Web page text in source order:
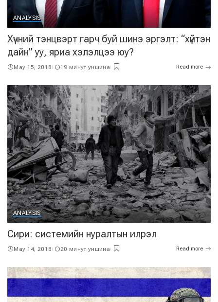
ANALYSIS
Хүчний тэнцвэрт гарч буй шинэ эргэлт: “хүйтэн
дайн” уу, яриа хэлэлцээ юу?
May 15, 2018 19 минут уншина Read more
ANALYSIS
Сири: системийн нуралтын илрэл
May 14, 2018 20 минут уншина Read more